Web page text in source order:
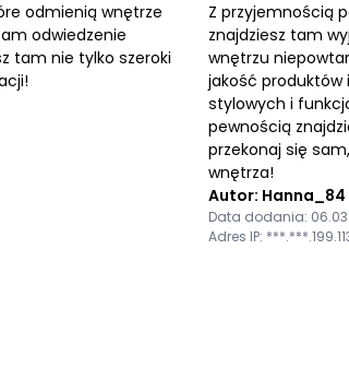
odmienią wnętrze
odwiedzenie
tam nie tylko szeroki
Z przyjemnością
znajdziesz tam
wnętrzu
jakość produktów
stylowych i
pewnością
przekonaj się
wnętrza!
Autor: Hanna_84
Data dodania:
Adres IP: